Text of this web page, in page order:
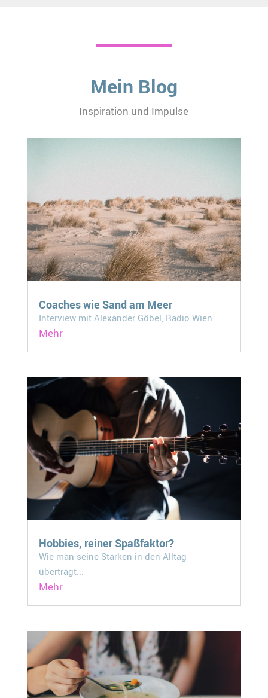
Mein Blog
Inspiration und Impulse
Coaches wie Sand am Meer
Interview mit Alexander Göbel, Radio Wien
Mehr
Hobbies, reiner Spaßfaktor?
Wie man seine Stärken in den Alltag
überträgt...
Mehr